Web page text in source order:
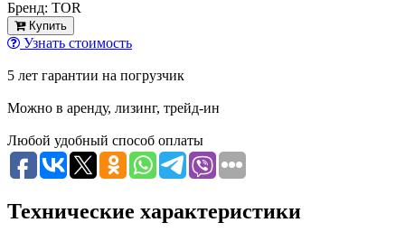
Бренд: TOR
Купить
Узнать стоимость
5 лет гарантии на погрузчик
Можно в аренду, лизинг, трейд-ин
Любой удобный способ оплаты
Технические характеристики